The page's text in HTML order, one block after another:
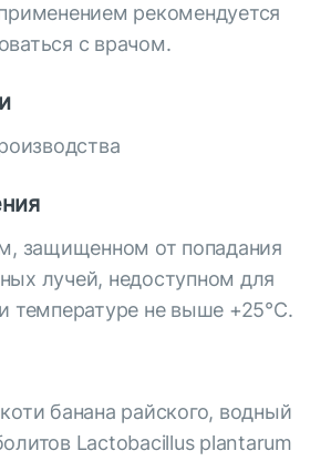
рекомендуется
с врачом.
защищенном от попадания
лучей, недоступном для
температуре не выше +25°С.
банана райского, водный
Lactobacillus plantarum